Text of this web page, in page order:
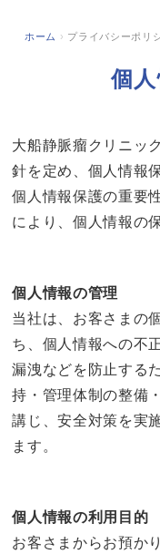
ホーム › プライバシーポリ
個
大船静脈瘤クリニッ
針を定め、個人情報
個人情報保護の重要
により、個人情報の
個人情報の管理
当社は、お客さまの
ち、個人情報への不
漏洩などを防止する
持・管理体制の整備
講じ、安全対策を実
ます。
個人情報の利用目的
お客さまからお預か